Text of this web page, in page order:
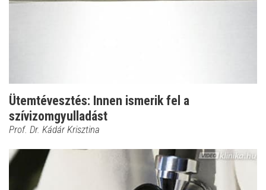
Ütemtévesztés: Innen ismerik fel a
szívizomgyulladást
Prof. Dr. Kádár Krisztina